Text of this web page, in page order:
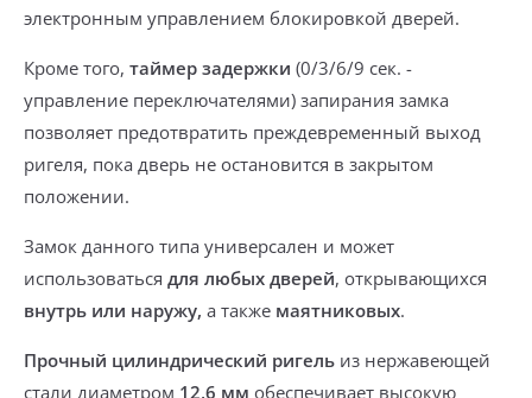
электронным управлением блокировкой дверей.
Кроме того, таймер задержки (0/3/6/9 сек. -
управление переключателями) запирания замка
позволяет предотвратить преждевременный выход
ригеля, пока дверь не остановится в закрытом
положении.
Замок данного типа универсален и может
использоваться для любых дверей, открывающихся
внутрь или наружу, а также маятниковых.
Прочный цилиндрический ригель из нержавеющей
стали диаметром 12,6 мм обеспечивает высокую